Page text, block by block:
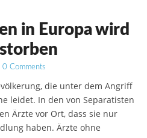
in Europa wird
0 Comments
die unter dem Angriff
leidet. In den von Separatisten
Ärzte vor Ort, dass sie nur
haben. Ärzte ohne